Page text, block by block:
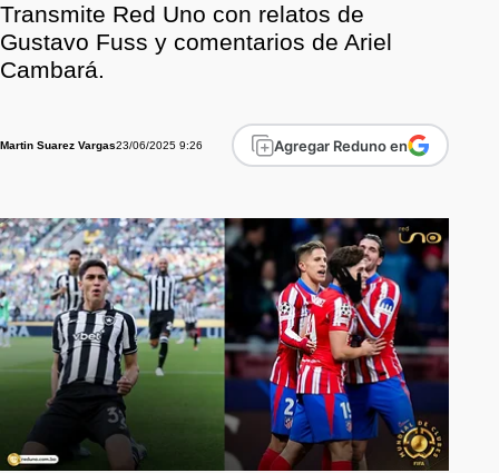
Transmite Red Uno con relatos de
Gustavo Fuss y comentarios de Ariel
Cambará.
Martin Suarez Vargas23/06/2025 9:26 Agregar Reduno en